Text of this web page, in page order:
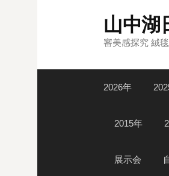
ツ
山中湖
審美感探究 絨
2026年
2015年
展示会